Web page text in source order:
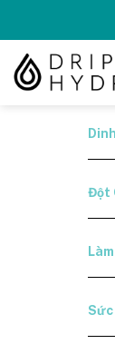
content
Đột